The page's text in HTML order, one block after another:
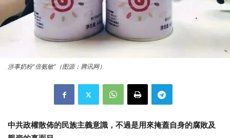
涉事奶粉“倍氨敏”（图源：腾讯网）
中共政權散佈的民族主義意識，不過是用來掩蓋自身的腐敗及